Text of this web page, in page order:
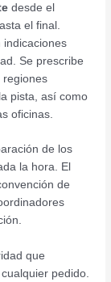
desde el
el final.
indicaciones
Se prescribe
regiones
pista, así como
oficinas.
de los
la hora. El
de
que
pedido.